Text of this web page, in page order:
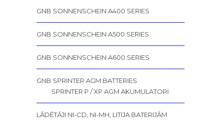
GNB SONNENSCHEIN A400 SERIES
GNB SONNENSCHEIN A500 SERIES
GNB SONNENSCHEIN A600 SERIES
GNB SPRINTER AGM BATTERIES
SPRINTER P / XP AGM AKUMULATORI
LĀDĒTĀJI NI-CD, NI-MH, LITIJA BATERIJĀM